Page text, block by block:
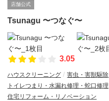
店舗公式
Tsunagu 〜つなぐ〜
3.05
ハウスクリーニング
害虫・害獣駆除
トイレつまり・水漏れ修理・蛇口修理
住宅リフォーム・リノベーション